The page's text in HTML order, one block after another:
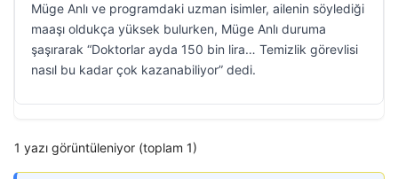
Müge Anlı ve programdaki uzman isimler, ailenin söylediği
maaşı oldukça yüksek bulurken, Müge Anlı duruma
şaşırarak “Doktorlar ayda 150 bin lira… Temizlik görevlisi
nasıl bu kadar çok kazanabiliyor” dedi.
1 yazı görüntüleniyor (toplam 1)